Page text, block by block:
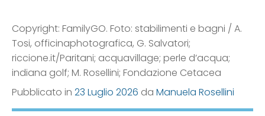
Copyright: FamilyGO. Foto: stabilimenti e bagni / A.
Tosi, officinaphotografica, G. Salvatori;
riccione.it/Paritani; acquavillage; perle d’acqua;
indiana golf; M. Rosellini; Fondazione Cetacea
Pubblicato in 23 Luglio 2026 da Manuela Rosellini